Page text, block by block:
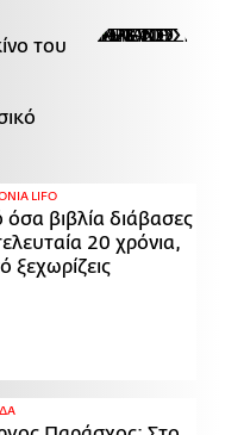
του
LIFO
βιβλία διάβασες
20 χρόνια,
ξεχωρίζεις